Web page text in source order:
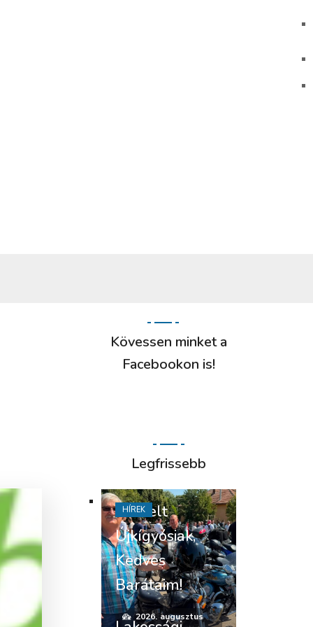
Kövessen minket a
Facebookon is!
Legfrissebb
Tisztelt
Újkígyósiak,
Kedves
Barátaim!
2026. augusztus
HÍREK